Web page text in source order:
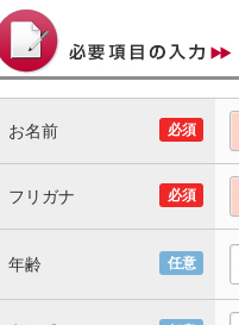
必須
お名前
必須
フリガナ
任意
年齢